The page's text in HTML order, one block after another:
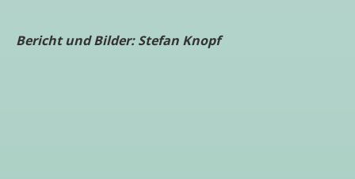
Bericht und Bilder: Stefan Knopf